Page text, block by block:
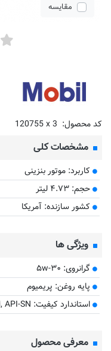
مقایسه
کد محصول: 120755 x 3
مشخصات کلی
کاربرد: موتور بنزینی
حجم: ۴.۷۳ لیتر
کشور سازنده: آمریکا
ویژگی ها
گرانروی: ۵w-۳۰
پایه روغن: پریمیوم
استاندارد کیفیت: API-SL, API-SM, API-SN
معرفی محصول